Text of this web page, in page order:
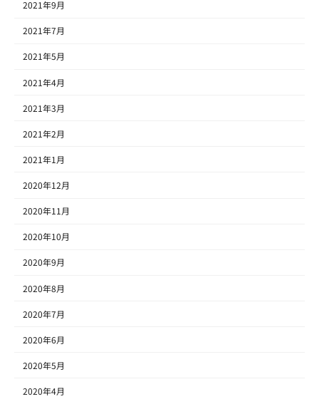
2021年9月
2021年7月
2021年5月
2021年4月
2021年3月
2021年2月
2021年1月
2020年12月
2020年11月
2020年10月
2020年9月
2020年8月
2020年7月
2020年6月
2020年5月
2020年4月